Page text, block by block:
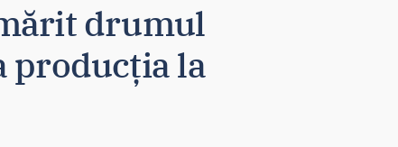
drumul
producția la